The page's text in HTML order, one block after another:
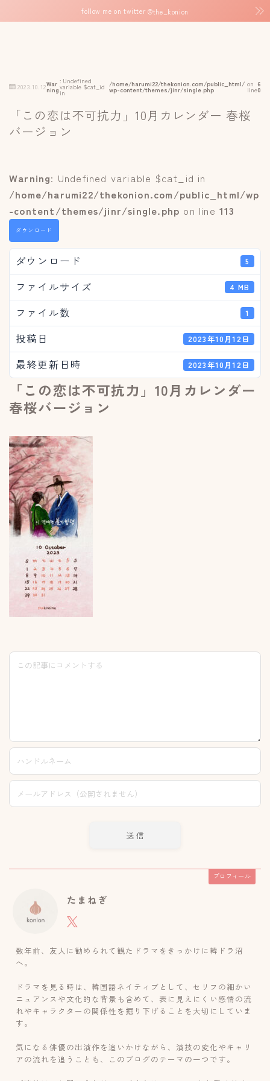
follow me on twitter @the_konion
2023.10.12War
ning
: Undefined
variable $cat_id
in
/home/harumi22/thekonion.com/public_html/
wp-content/themes/jinr/single.php
on
line
6
0
「この恋は不可抗力」10月カレンダー 春桜
バージョン
Warning: Undefined variable $cat_id in
/home/harumi22/thekonion.com/public_html/wp
-content/themes/jinr/single.php on line113
ダウンロード
ダウンロード 5
ファイルサイズ 4 MB
ファイル数 1
投稿日 2023年10月12日
最終更新日時 2023年10月12日
「この恋は不可抗力」10月カレンダー
春桜バージョン
プロフィール
たまねぎ
数年前、友人に勧められて観たドラマをきっかけに韓ドラ沼
へ。
ドラマを見る時は、韓国語ネイティブとして、セリフの細かい
ニュアンスや文化的な背景も含めて、表に見えにくい感情の流
れやキャラクターの関係性を掘り下げることを大切にしていま
す。
気になる俳優の出演作を追いかけながら、演技の変化やキャリ
アの流れを追うことも、このブログのテーマの一つです。